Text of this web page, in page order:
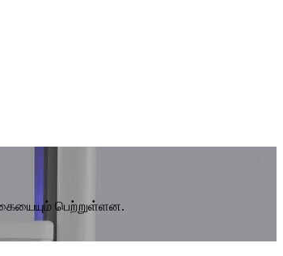
பெற்றுள்ளன.